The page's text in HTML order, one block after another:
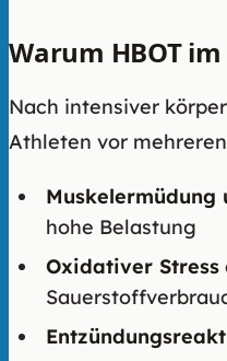
Warum HBOT
Nach intensiver
Athleten vor
hohe Belastung
Oxidativer Stress